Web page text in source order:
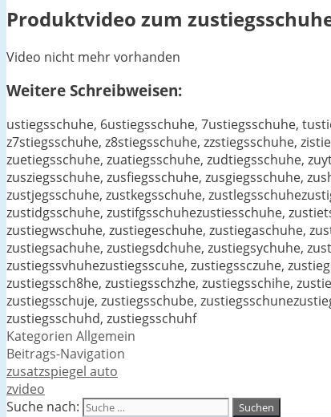
Produktvideo zum
Video nicht mehr vorhanden
Weitere Schreibweisen:
ustiegsschuhe, 6ustiegsschuhe, 7ustiegsschuhe,
z7stiegsschuhe, z8stiegsschuhe, zzstiegsschuhe,
zuetiegsschuhe, zuatiegsschuhe, zudtiegsschuhe,
zusziegsschuhe, zusfiegsschuhe, zusgiegsschuhe,
zustjegsschuhe, zustkegsschuhe,
zustidgsschuhe, zustifgsschuhezustiesschuhe,
zustiegwschuhe, zustiegeschuhe, zustiegaschuhe,
zustiegsachuhe, zustiegsdchuhe, zustiegsychuhe,
zustiegssvhuhezustiegsscuhe, zustiegssczuhe,
zustiegssch8he, zustiegsschzhe, zustiegsschihe,
zustiegsschuje, zustiegsschube,
zustiegsschuhd, zustiegsschuhf
Kategorien Allgemein
Beitrags-Navigation
zusatzspiegel auto
zvideo
Suche nach: